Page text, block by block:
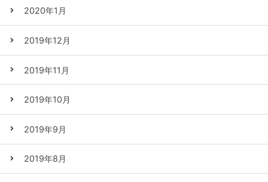
2020年1月
2019年12月
2019年11月
2019年10月
2019年9月
2019年8月